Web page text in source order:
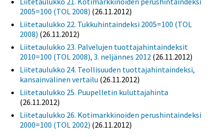
2005=100 (TOL 2008) (26.11.2012)
Liitetaulukko 22. Tukkuhintaindeksi 2005=100 (TOL
2008) (26.11.2012)
Liitetaulukko 23. Palvelujen tuottajahintaindeksit
2010=100 (TOL 2008), 3. neljännes 2012 (26.11.2012)
Liitetaulukko 24. Teollisuuden tuottajahintaindeksi,
kansainvälinen vertailu (26.11.2012)
Liitetaulukko 25. Puupelletin kuluttajahinta
(26.11.2012)
Liitetaulukko 26. Kotimarkkinoiden perushintaindeksi
2000=100 (TOL 2002) (26.11.2012)